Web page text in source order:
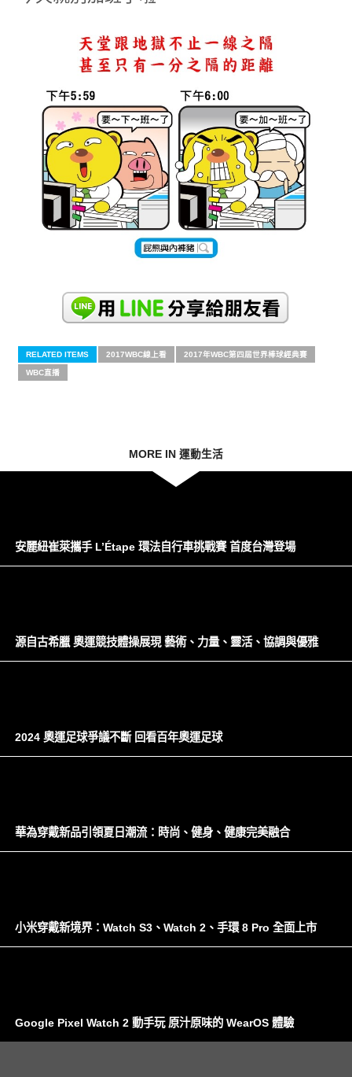
RELATED ITEMS 2017WBC線上看 2017年WBC第四屆世界棒球經典賽
WBC直播
MORE IN 運動生活
安麗紐崔萊攜手 L’Étape 環法自行車挑戰賽 首度台灣登場
源自古希臘 奧運競技體操展現 藝術、力量、靈活、協調與優雅
2024 奧運足球爭議不斷 回看百年奧運足球
華為穿戴新品引領夏日潮流：時尚、健身、健康完美融合
小米穿戴新境界：Watch S3、Watch 2、手環 8 Pro 全面上市
Google Pixel Watch 2 動手玩 原汁原味的 WearOS 體驗